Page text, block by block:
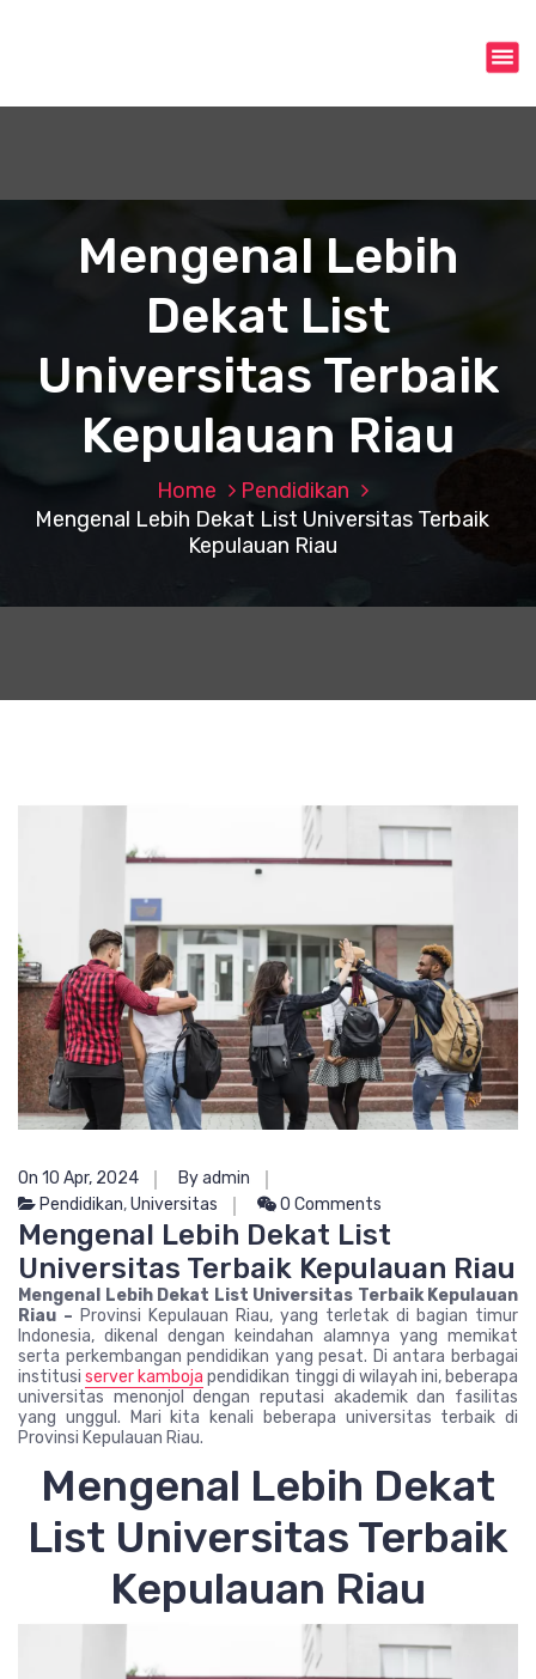
o
Mengenal Lebih
Dekat List
Universitas Terbaik
Kepulauan Riau
Home
Pendidikan
Mengenal Lebih Dekat List Universitas Terbaik
Kepulauan Riau
On 10 Apr, 2024
By admin
Pendidikan,Universitas 0 Comments
Mengenal Lebih Dekat List
Universitas Terbaik Kepulauan Riau
Mengenal Lebih Dekat List Universitas Terbaik Kepulauan
Riau – Provinsi Kepulauan Riau, yang terletak di bagian timur
Indonesia, dikenal dengan keindahan alamnya yang memikat
serta perkembangan pendidikan yang pesat. Di antara berbagai
institusiserver kamboja pendidikan tinggi di wilayah ini, beberapa
universitas menonjol dengan reputasi akademik dan fasilitas
yang unggul. Mari kita kenali beberapa universitas terbaik di
Provinsi Kepulauan Riau.
Mengenal Lebih Dekat
List Universitas Terbaik
Kepulauan Riau